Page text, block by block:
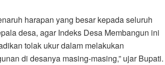
harapan yang besar kepada seluruh
desa, agar Indeks Desa Membangun ini
tolak ukur dalam melakukan
di desanya masing-masing,” ujar Bupati.